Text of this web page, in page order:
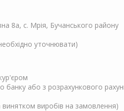
8а, с. Мрія, Бучанського району
уточнювати)
банку або з розрахункового
винятком виробів на замовлення)